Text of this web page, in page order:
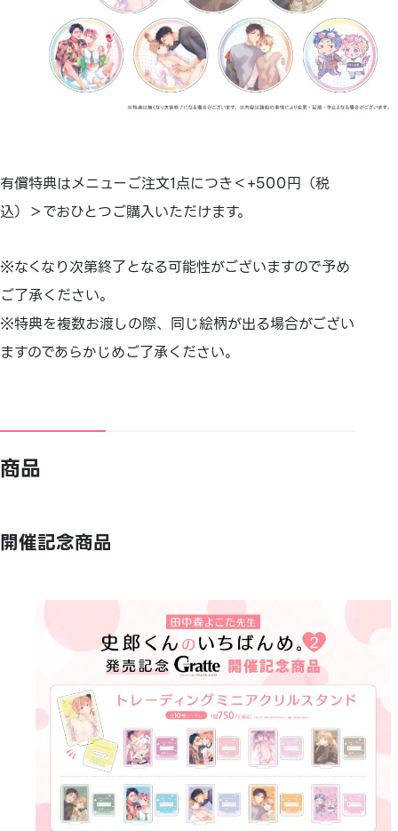
有償特典はメニューご注文1点につき＜+500円（税
込）＞でおひとつご購入いただけます。
※なくなり次第終了となる可能性がございますので予め
ご了承ください。
※特典を複数お渡しの際、同じ絵柄が出る場合がござい
ますのであらかじめご了承ください。
商品
開催記念商品